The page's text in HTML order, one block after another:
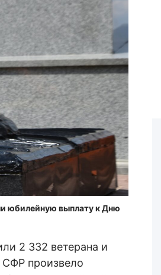
юбилейную выплату к Дню
2 332 ветерана и
СФР произвело